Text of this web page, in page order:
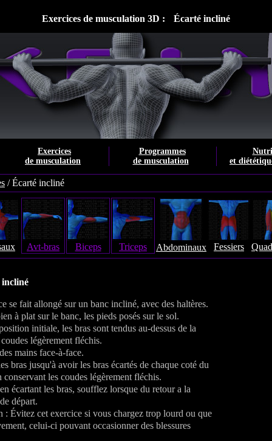
Exercices de musculation 3D : Écarté incliné
Exercices
de musculation
Programmes
de musculation
et
/Écarté incliné
Avt-bras Biceps Triceps Abdominaux Fessiers
se fait allongé sur un banc incliné, avec des haltères.
à plat sur le banc, les pieds posés sur le sol.
initiale, les bras sont tendus au-dessus de la
légèrement fléchis.
mains face-à-face.
bras jusqu'à avoir les bras écartés de chaque coté du
conservant les coudes légèrement fléchis.
écartant les bras, soufflez lorsque du retour a la
départ.
: Évitez cet exercice si vous chargez trop lourd ou que
celui-ci pouvant occasionner des blessures